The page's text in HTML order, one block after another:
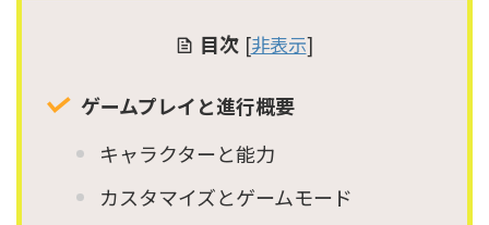
目次 [非表示]
ゲームプレイと進行概要
キャラクターと能力
カスタマイズとゲームモード